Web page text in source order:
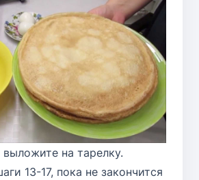
на тарелку.
13-17, пока не закончится